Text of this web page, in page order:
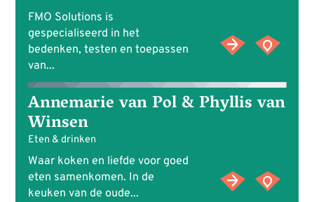
FMO Solutions is
gespecialiseerd in het
bedenken, testen en toepassen
van...
Annemarie van Pol & Phyllis van
Winsen
Eten & drinken
Waar koken en liefde voor goed
eten samenkomen. In de
keuken van de oude...